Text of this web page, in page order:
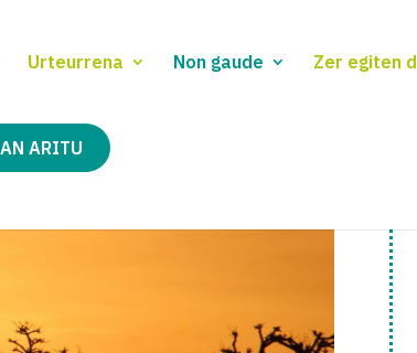
Urteurrena Non gaude Zer egiten
ARITU